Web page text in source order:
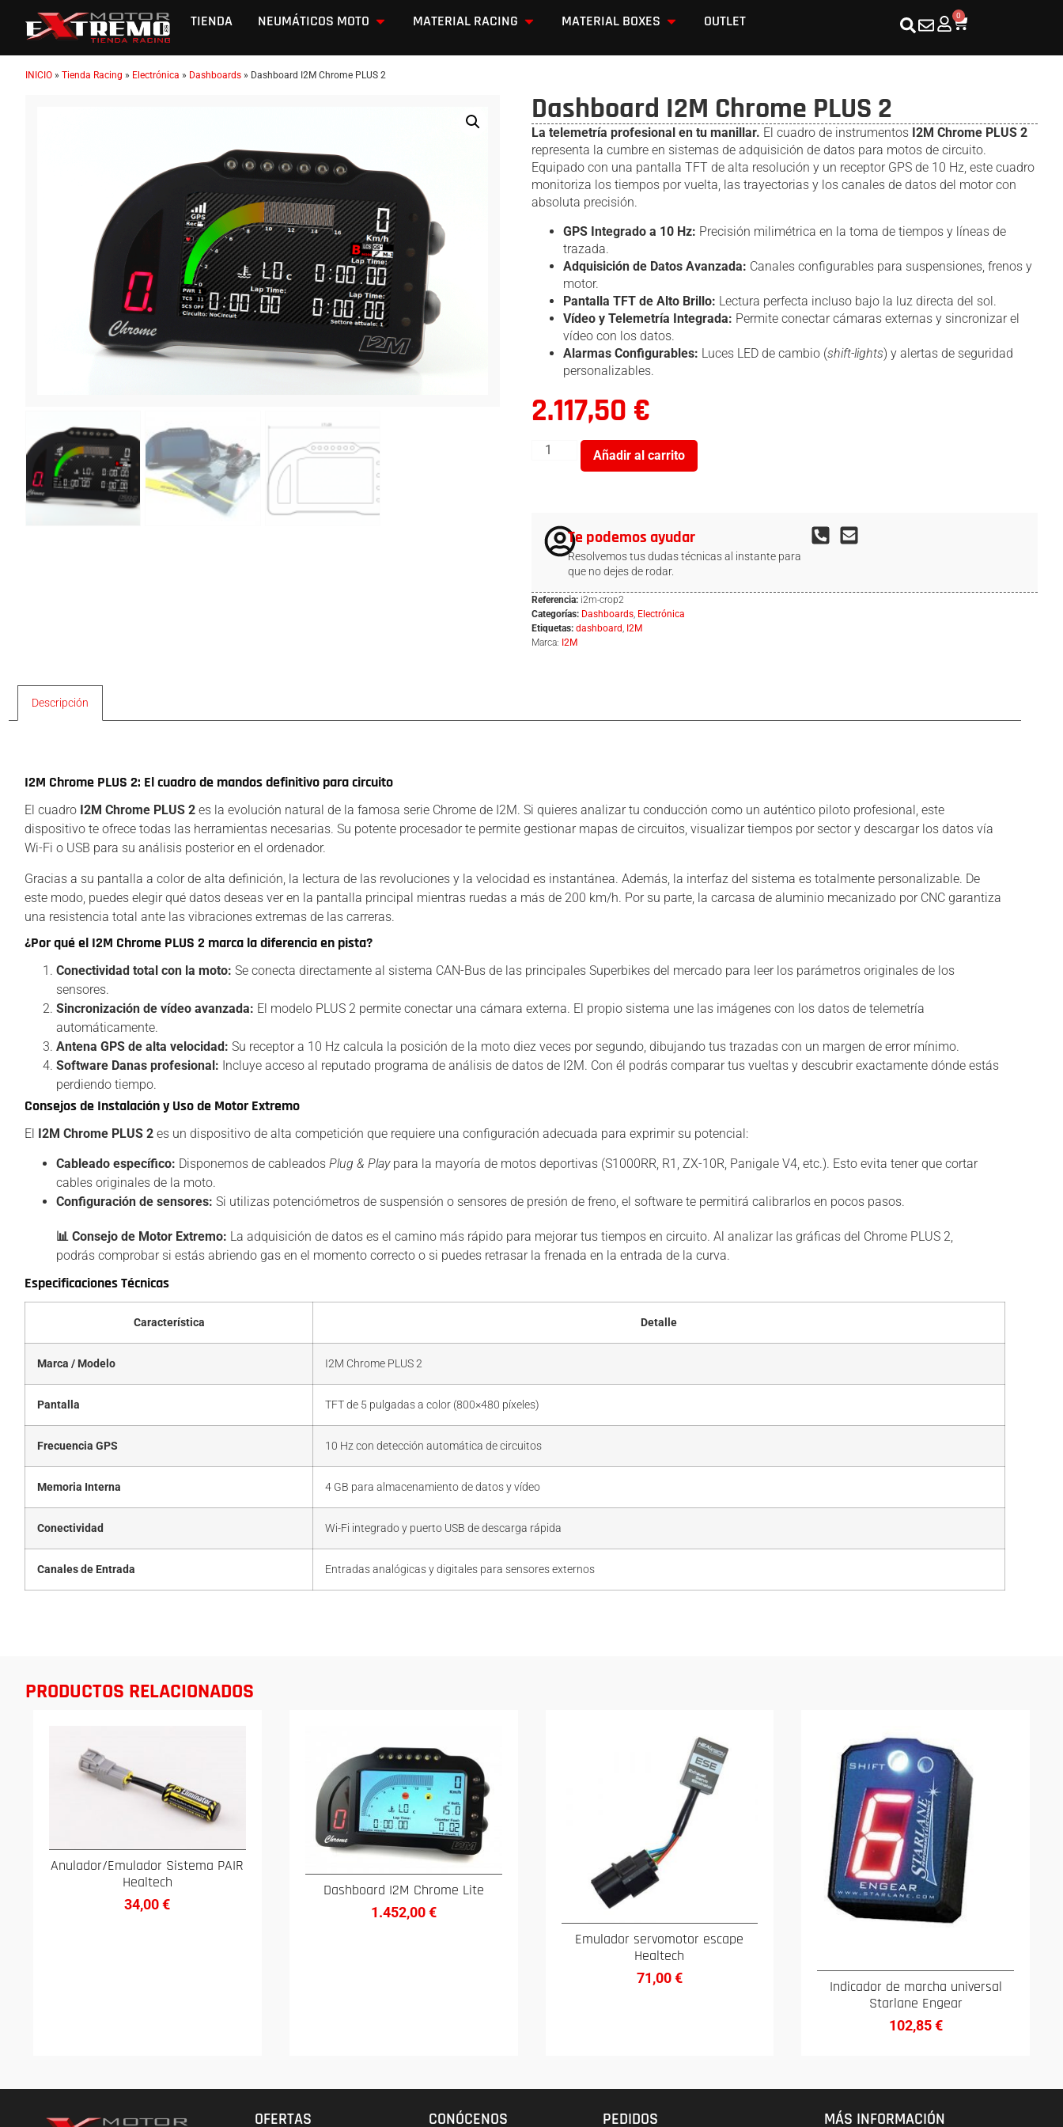
TIENDA NEUMÁTICOS MOTO MATERIAL RACING MATERIAL BOXES OUTLET 0
INICIO » Tienda Racing » Electrónica » Dashboards » Dashboard I2M Chrome PLUS 2
Dashboard I2M Chrome PLUS 2
La telemetría profesional en tu manillar. El cuadro de instrumentos I2M Chrome PLUS 2
representa la cumbre en sistemas de adquisición de datos para motos de circuito.
Equipado con una pantalla TFT de alta resolución y un receptor GPS de 10 Hz, este cuadro
monitoriza los tiempos por vuelta, las trayectorias y los canales de datos del motor con
absoluta precisión.
GPS Integrado a 10 Hz: Precisión milimétrica en la toma de tiempos y líneas de
trazada.
Adquisición de Datos Avanzada: Canales configurables para suspensiones, frenos y
motor.
Pantalla TFT de Alto Brillo: Lectura perfecta incluso bajo la luz directa del sol.
Vídeo y Telemetría Integrada: Permite conectar cámaras externas y sincronizar el
vídeo con los datos.
Alarmas Configurables: Luces LED de cambio (shift-lights) y alertas de seguridad
personalizables.
2.117,50 €
Añadir al carrito
Te podemos ayudar
Resolvemos tus dudas técnicas al instante para
que no dejes de rodar.
Referencia: i2m-crop2
Categorías: Dashboards, Electrónica
Etiquetas: dashboard , I2M
Marca: I2M
Descripción
I2M Chrome PLUS 2: El cuadro de mandos definitivo para circuito
El cuadro I2M Chrome PLUS 2 es la evolución natural de la famosa serie Chrome de I2M. Si quieres analizar tu conducción como un auténtico piloto profesional, este
dispositivo te ofrece todas las herramientas necesarias. Su potente procesador te permite gestionar mapas de circuitos, visualizar tiempos por sector y descargar los datos vía
Wi-Fi o USB para su análisis posterior en el ordenador.
Gracias a su pantalla a color de alta definición, la lectura de las revoluciones y la velocidad es instantánea. Además, la interfaz del sistema es totalmente personalizable. De
este modo, puedes elegir qué datos deseas ver en la pantalla principal mientras ruedas a más de 200 km/h. Por su parte, la carcasa de aluminio mecanizado por CNC garantiza
una resistencia total ante las vibraciones extremas de las carreras.
¿Por qué el I2M Chrome PLUS 2 marca la diferencia en pista?
Conectividad total con la moto: Se conecta directamente al sistema CAN-Bus de las principales Superbikes del mercado para leer los parámetros originales de los
sensores.
Sincronización de vídeo avanzada: El modelo PLUS 2 permite conectar una cámara externa. El propio sistema une las imágenes con los datos de telemetría
automáticamente.
Antena GPS de alta velocidad: Su receptor a 10 Hz calcula la posición de la moto diez veces por segundo, dibujando tus trazadas con un margen de error mínimo.
Software Danas profesional: Incluye acceso al reputado programa de análisis de datos de I2M. Con él podrás comparar tus vueltas y descubrir exactamente dónde estás
perdiendo tiempo.
Consejos de Instalación y Uso de Motor Extremo
El I2M Chrome PLUS 2 es un dispositivo de alta competición que requiere una configuración adecuada para exprimir su potencial:
Cableado específico: Disponemos de cableadosPlug & Playpara la mayoría de motos deportivas (S1000RR, R1, ZX-10R, Panigale V4, etc.). Esto evita tener que cortar
cables originales de la moto.
Configuración de sensores: Si utilizas potenciómetros de suspensión o sensores de presión de freno, el software te permitirá calibrarlos en pocos pasos.
📊 Consejo de Motor Extremo: La adquisición de datos es el camino más rápido para mejorar tus tiempos en circuito. Al analizar las gráficas del Chrome PLUS 2,
podrás comprobar si estás abriendo gas en el momento correcto o si puedes retrasar la frenada en la entrada de la curva.
Especificaciones Técnicas
Característica Detalle
Marca / Modelo I2M Chrome PLUS 2
Pantalla TFT de 5 pulgadas a color (800×480 píxeles)
Frecuencia GPS 10 Hz con detección automática de circuitos
Memoria Interna 4 GB para almacenamiento de datos y vídeo
Conectividad Wi-Fi integrado y puerto USB de descarga rápida
Canales de Entrada Entradas analógicas y digitales para sensores externos
PRODUCTOS RELACIONADOS
Anulador/Emulador Sistema PAIR
Healtech
34,00€
Dashboard I2M Chrome Lite
1.452,00€
Emulador servomotor escape
Healtech
71,00€
Indicador de marcha universal
Starlane Engear
102,85€
OFERTAS CONÓCENOS PEDIDOS MÁS INFORMACIÓN